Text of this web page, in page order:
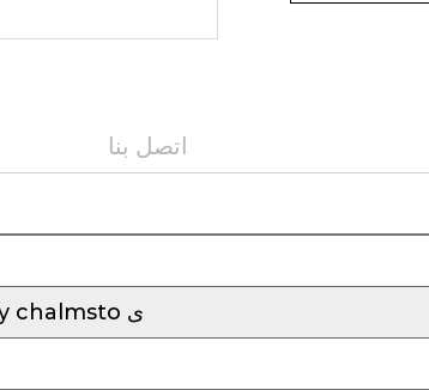
اتصل بنا
ط la ء ك herba ئ y ualy chalmsto ى